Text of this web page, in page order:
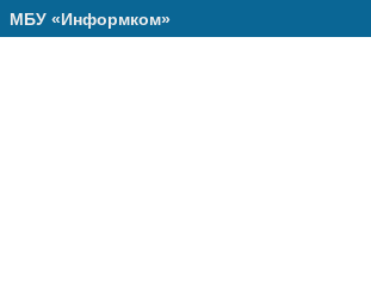
МБУ «Информком»